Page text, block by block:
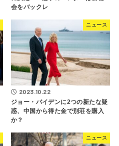
会をバックレ
ニュース
2023.10.22
ジョー・バイデンに2つの新たな疑
惑、中国から得た金で別荘を購入
か？
ニュース